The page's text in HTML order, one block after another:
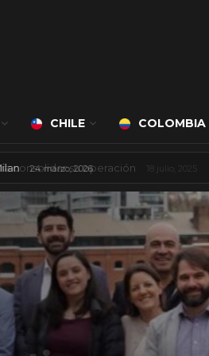
CHILE COLOMBIA
a cargo de Bert Milan 24 marzo, 2026